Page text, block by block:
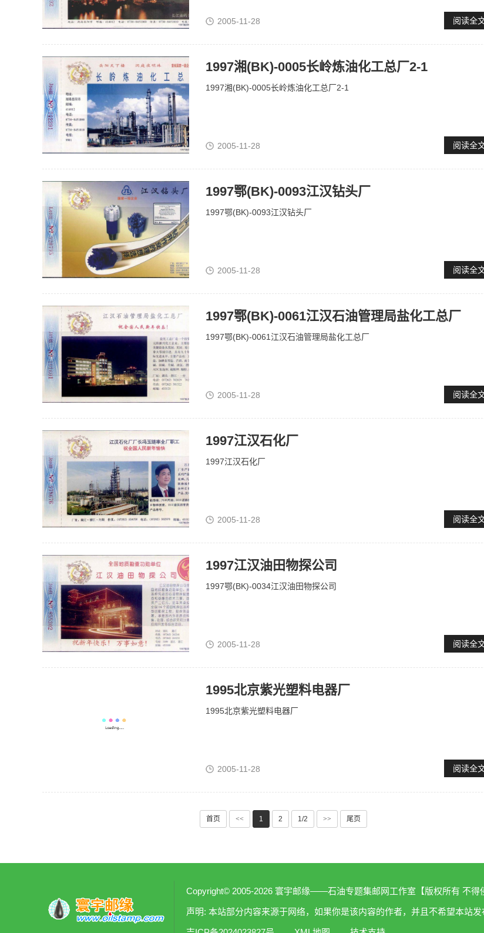
2005-11-28 阅读全
1997湘(BK)-0005长岭炼油化工总厂2-1
1997湘(BK)-0005长岭炼油化工总厂2-1
2005-11-28 阅读全
1997鄂(BK)-0093江汉钻头厂
1997鄂(BK)-0093江汉钻头厂
2005-11-28 阅读全
1997鄂(BK)-0061江汉石油管理局盐化工总厂
1997鄂(BK)-0061江汉石油管理局盐化工总厂
2005-11-28 阅读全
1997江汉石化厂
1997江汉石化厂
2005-11-28 阅读全
1997江汉油田物探公司
1997鄂(BK)-0034江汉油田物探公司
2005-11-28 阅读全
1995北京紫光塑料电器厂
1995北京紫光塑料电器厂
2005-11-28 阅读全
首页 << 1 2 1/2 >> 尾页
Copyright© 2005-2026 寰宇邮缘——石油专题集邮网工作室【版权所有 不得
声明: 本站部分内容来源于网络，如果你是该内容的作者，并且不希望本站